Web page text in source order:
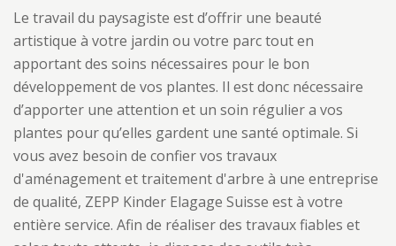
Le travail du paysagiste est d’offrir une beauté
artistique à votre jardin ou votre parc tout en
apportant des soins nécessaires pour le bon
développement de vos plantes. Il est donc nécessaire
d’apporter une attention et un soin régulier a vos
plantes pour qu’elles gardent une santé optimale. Si
vous avez besoin de confier vos travaux
d'aménagement et traitement d'arbre à une entreprise
de qualité, ZEPP Kinder Elagage Suisse est à votre
entière service. Afin de réaliser des travaux fiables et